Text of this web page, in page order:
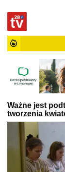
Ważne jest
tworzenia